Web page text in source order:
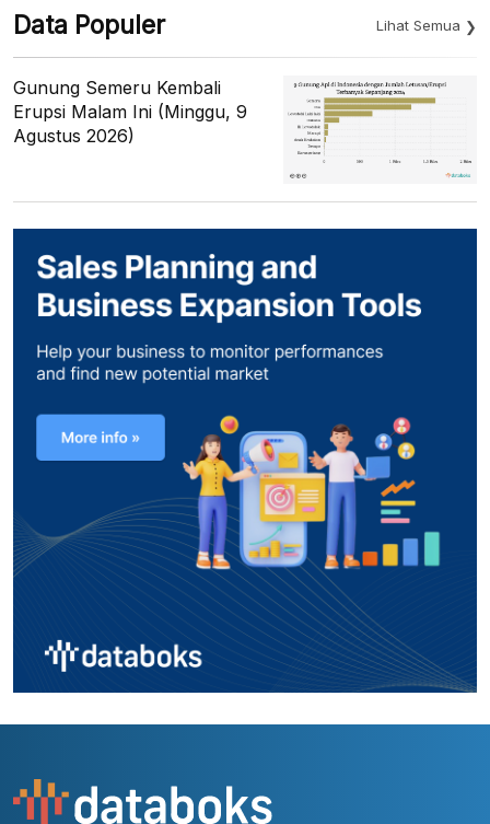
Data Populer Lihat Semua
Gunung Semeru Kembali
Erupsi Malam Ini (Minggu, 9
Agustus 2026)